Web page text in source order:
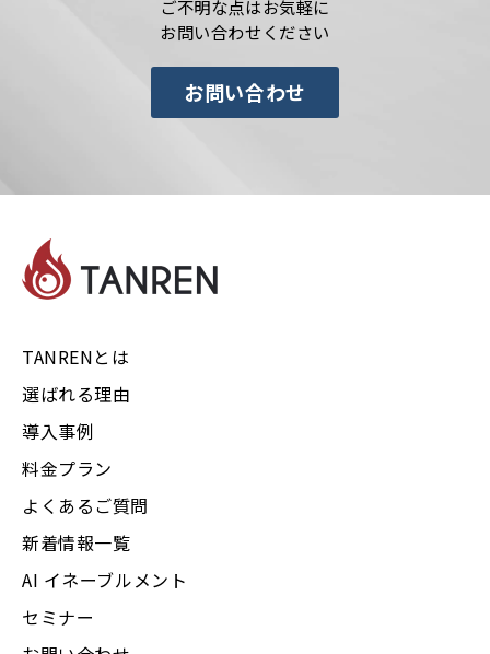
ご不明な点はお気軽に
お問い合わせください
お問い合わせ
TANRENとは
選ばれる理由
導入事例
料金プラン
よくあるご質問
新着情報一覧
AI イネーブルメント
セミナー